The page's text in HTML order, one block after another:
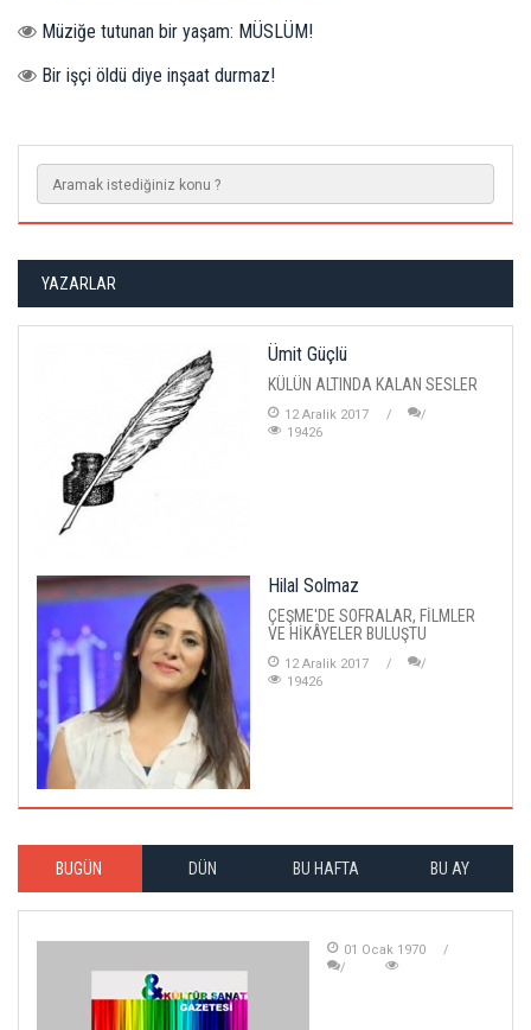
Müziğe tutunan bir yaşam: MÜSLÜM!
Bir işçi öldü diye inşaat durmaz!
YAZARLAR
Ümit Güçlü
KÜLÜN ALTINDA KALAN SESLER
12 Aralik 2017
19426
Hilal Solmaz
ÇEŞME'DE SOFRALAR, FİLMLER
VE HİKÂYELER BULUŞTU
12 Aralik 2017
19426
BUGÜN DÜN BU HAFTA BU AY
01 Ocak 1970